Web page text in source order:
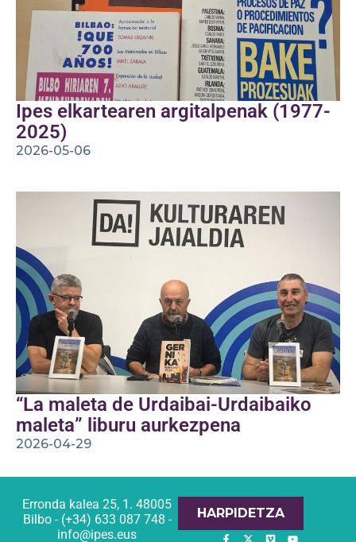
Ipes elkartearen argitalpenak (1977-
2025)
2026-05-06
“La maleta de Urdaibai-Urdaibaiko
maleta” liburu aurkezpena
2026-04-29
Erronda kalea 25, 1. 48005
Bilbo - (+34) 633 087 748 -
info@ipes.eus
HARPIDETZA